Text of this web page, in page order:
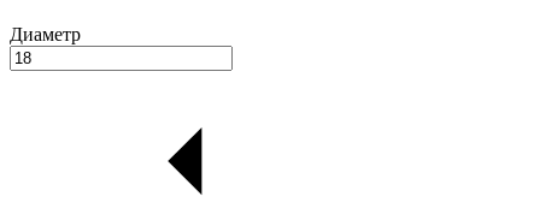
Диаметр